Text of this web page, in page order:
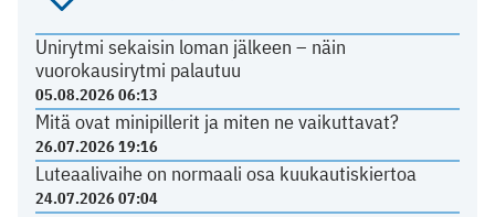
Unirytmi sekaisin loman jälkeen – näin
vuorokausirytmi palautuu
05.08.2026 06:13
Mitä ovat minipillerit ja miten ne vaikuttavat?
26.07.2026 19:16
Luteaalivaihe on normaali osa kuukautiskiertoa
24.07.2026 07:04